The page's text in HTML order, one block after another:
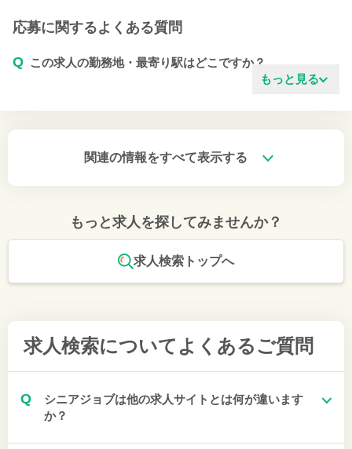
応募に関するよくある質問
Q この求人の勤務地・最寄り駅はどこですか？
もっと見る
関連の情報をすべて表示する
もっと求人を探してみませんか？
求人検索トップへ
求人検索について よくあるご質問
Q
シニアジョブは他の求人サイトとは何が違います
か？